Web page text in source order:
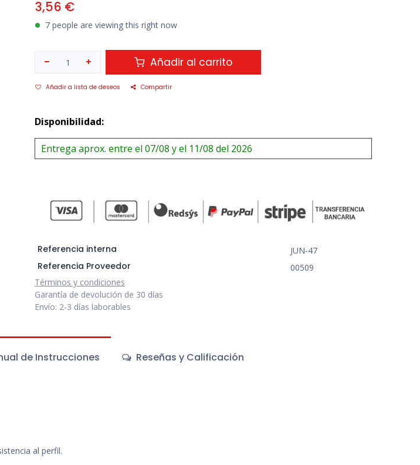
3,56 €
7 people are viewing this right now
Añadir al carrito
Añadir a lista de deseos Compartir
Disponibilidad:
Entrega aprox. entre el 07/08 y el 11/08 del 2026
Referencia interna JUN-47
Referencia Proveedor
00509
Términos y condiciones
Garantía de devolución de 30 días
Envío: 2-3 días laborables
de Instrucciones Reseñas y Calificación
al perfil.